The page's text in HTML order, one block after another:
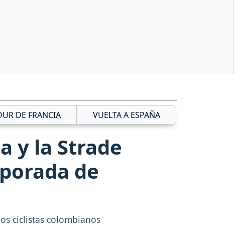
DE FRANCIA VUELTA A ESPAÑA
y la Strade
de
ciclistas colombianos